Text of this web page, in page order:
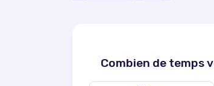
Combien de temps